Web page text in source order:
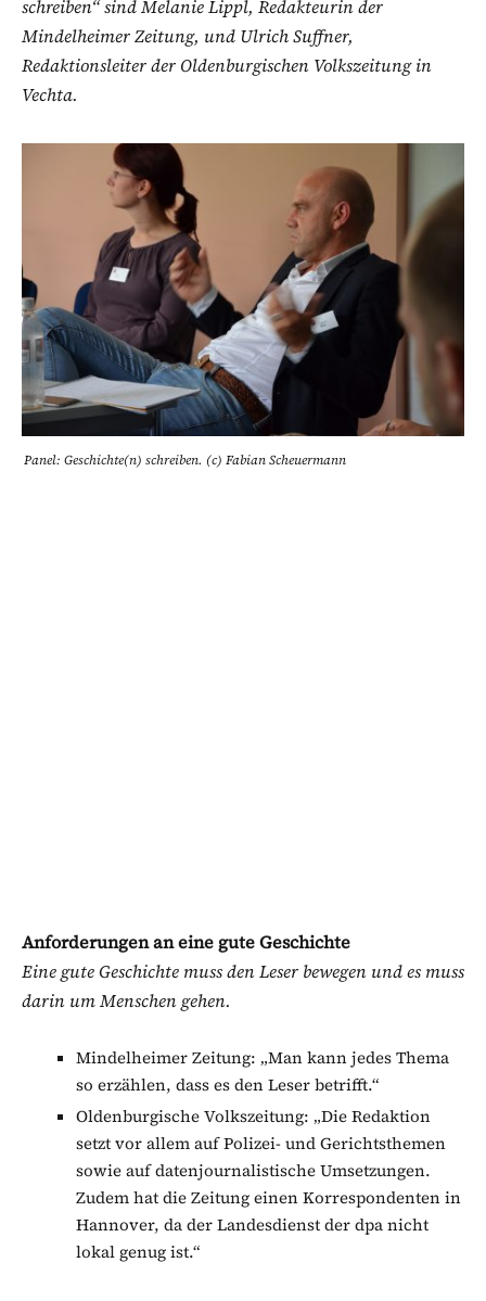
schreiben“ sind Melanie Lippl, Redakteurin der
Mindelheimer Zeitung, und Ulrich Suffner,
Redaktionsleiter der Oldenburgischen Volkszeitung in
Vechta.
Panel: Geschichte(n) schreiben. (c) Fabian Scheuermann
Anforderungen an eine gute Geschichte
Eine gute Geschichte muss den Leser bewegen und es muss
darin um Menschen gehen.
Mindelheimer Zeitung: „Man kann jedes Thema
so erzählen, dass es den Leser betrifft.“
Oldenburgische Volkszeitung: „Die Redaktion
setzt vor allem auf Polizei- und Gerichtsthemen
sowie auf datenjournalistische Umsetzungen.
Zudem hat die Zeitung einen Korrespondenten in
Hannover, da der Landesdienst der dpa nicht
lokal genug ist.“